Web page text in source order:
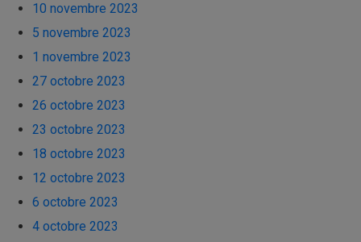
10 novembre 2023
5 novembre 2023
1 novembre 2023
27 octobre 2023
26 octobre 2023
23 octobre 2023
18 octobre 2023
12 octobre 2023
6 octobre 2023
4 octobre 2023